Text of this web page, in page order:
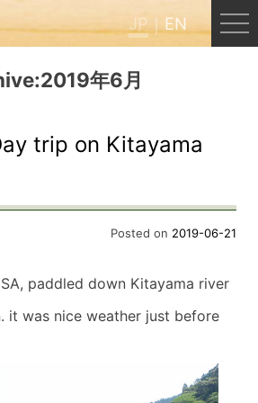
JP EN
リエンス
年6月
trip on Kitayama
Posted on 2019-06-21
paddled down Kitayama river
it was nice weather just before